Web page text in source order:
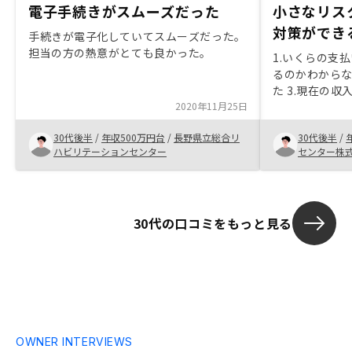
電子手続きがスムーズだった
手続きが電子化していてスムーズだった。
担当の方の熱意がとても良かった。
2020年11月25日
30代後半 / 年収500万円台 / 長野県立総合リ
ハビリテーションセンター
小さなリス
対策ができ
1.いくらの支
るのかわから
た 3.現在の収
と突然大きな
度は助けにな
投資できるの
ろや計算があ
ら入り、いく
いない。収支
契約前に説明
30代後半 /
センター株
30代の口コミをもっと見る
OWNER INTERVIEWS